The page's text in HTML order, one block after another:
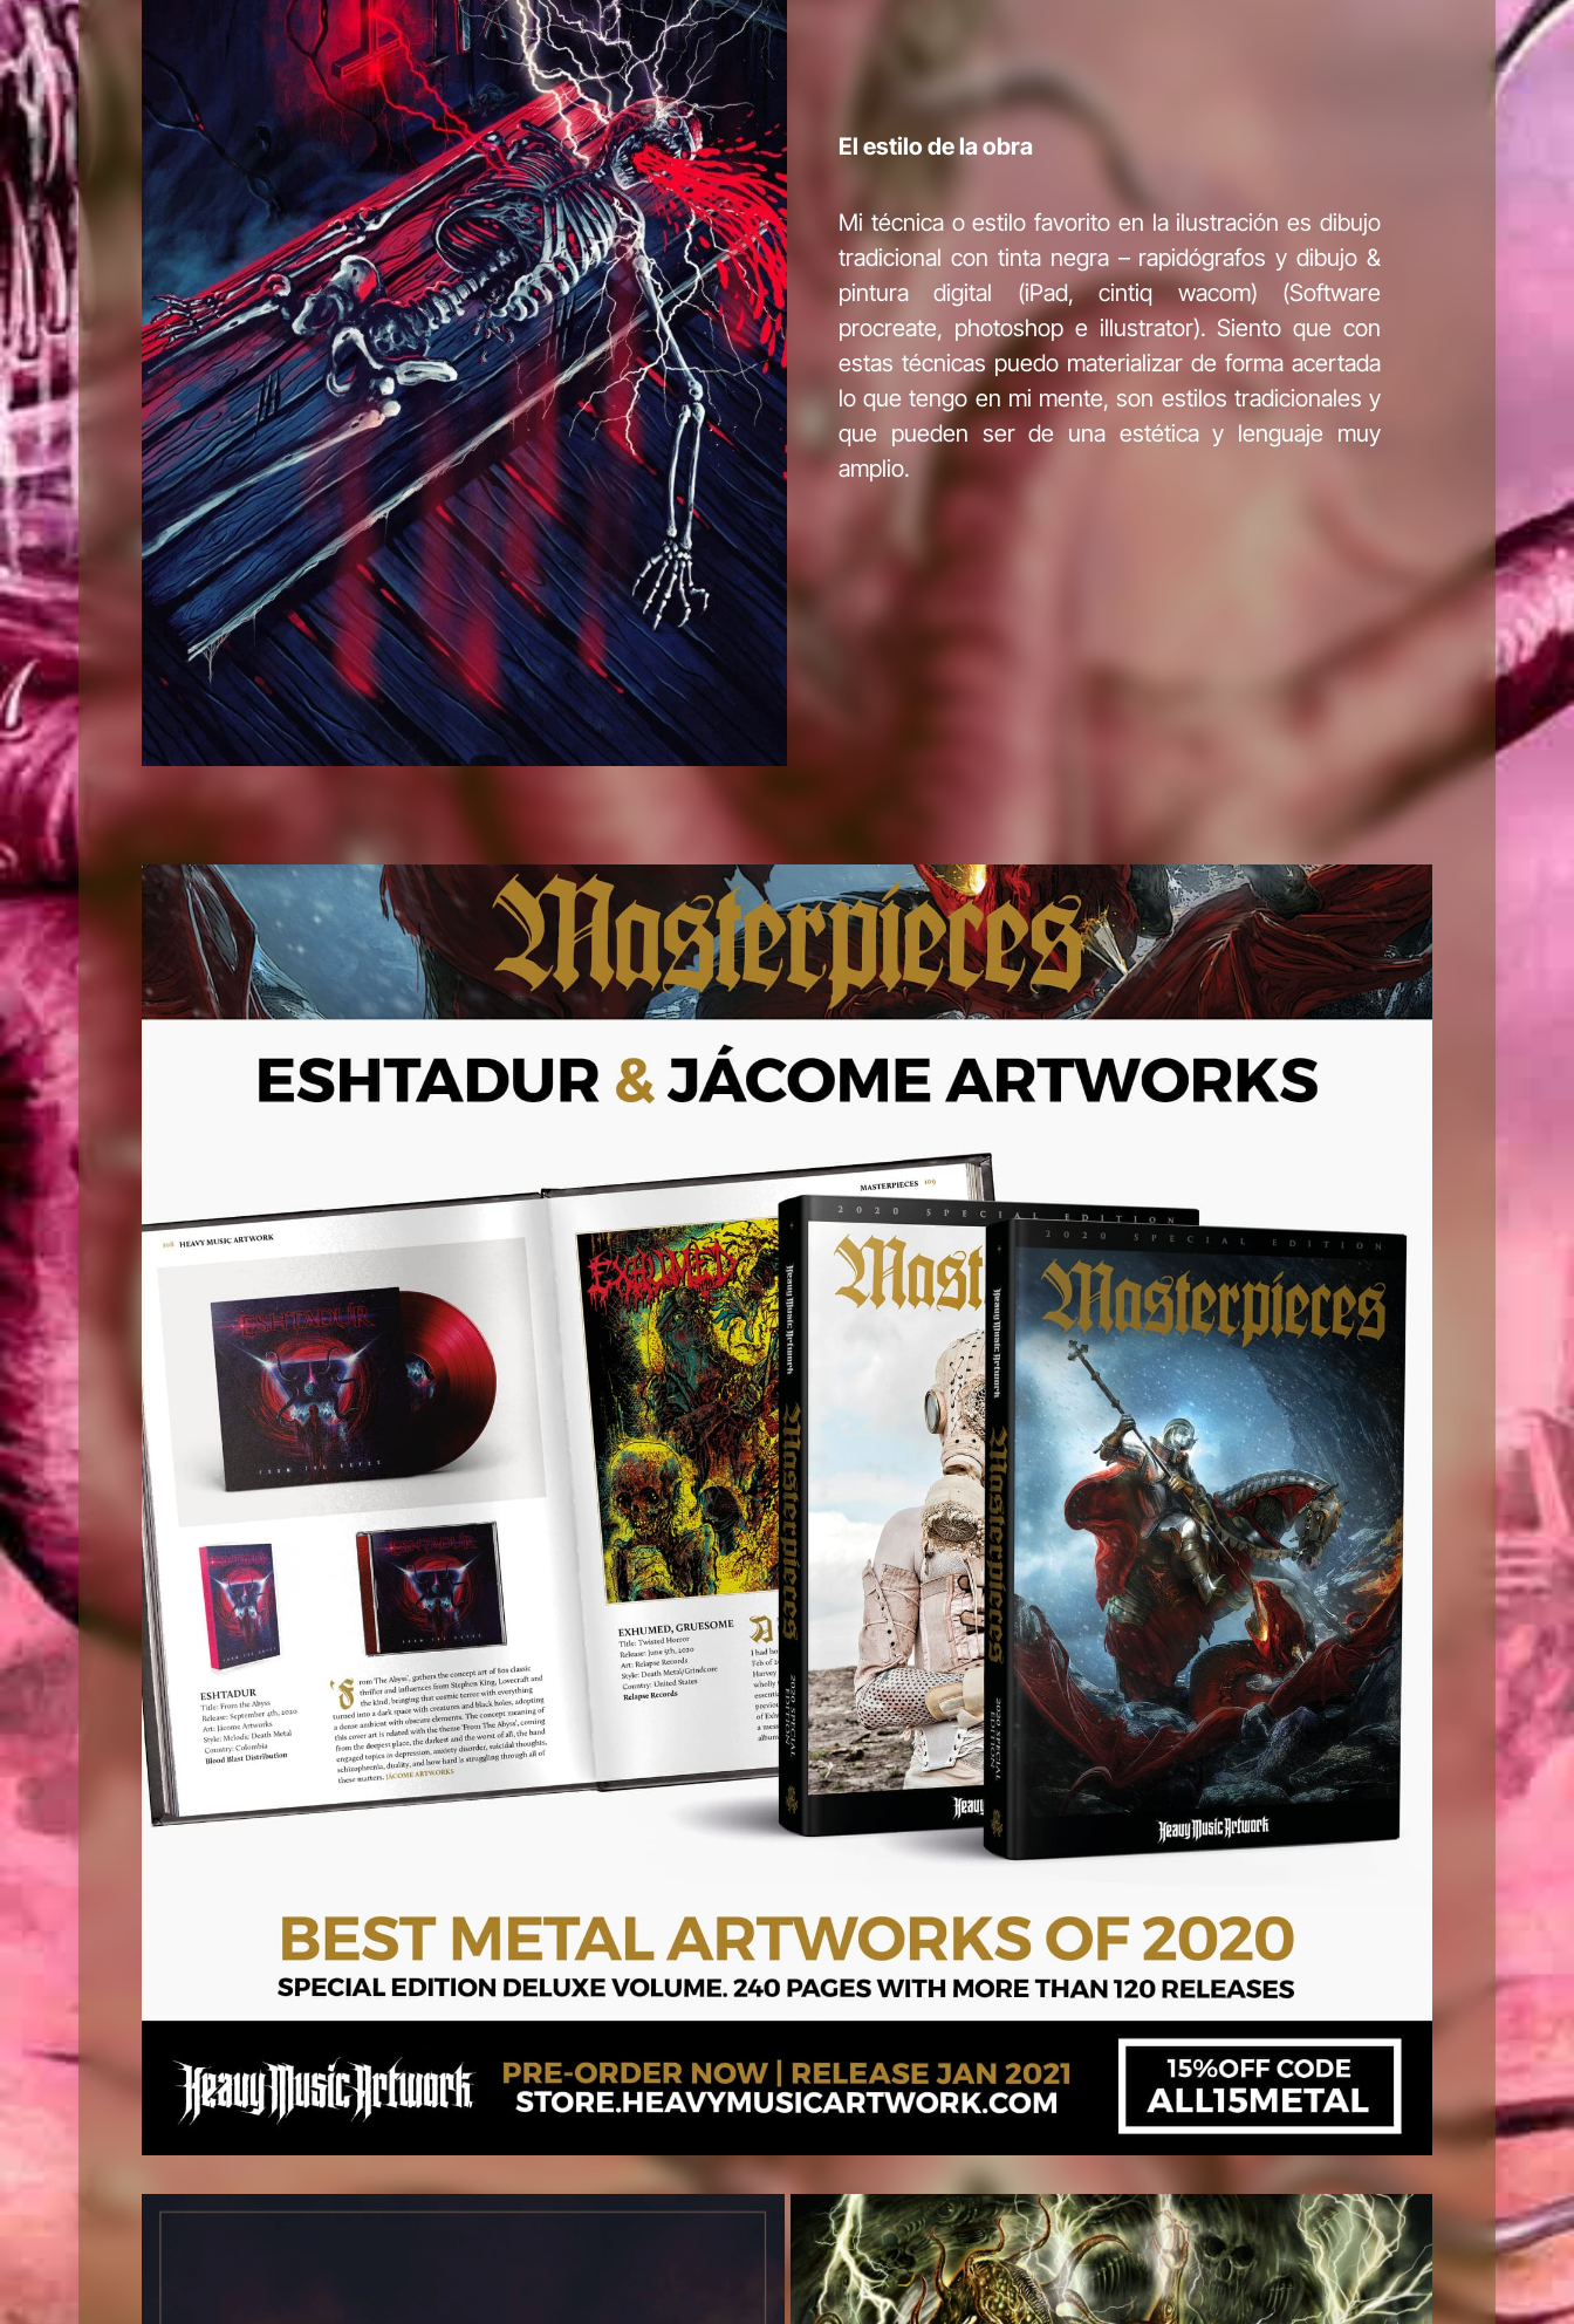
El estilo de la obra
Mi técnica o estilo favorito en la ilustración es dibujo
tradicional con tinta negra – rapidógrafos y dibujo &
pintura digital (iPad, cintiq wacom) (Software
procreate, photoshop e illustrator). Siento que con
estas técnicas puedo materializar de forma acertada
lo que tengo en mi mente, son estilos tradicionales y
que pueden ser de una estética y lenguaje muy
amplio.